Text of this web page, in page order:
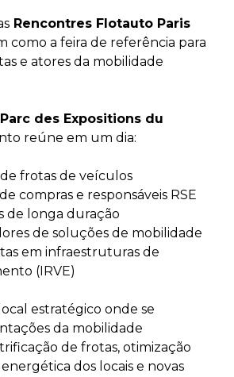
Rencontres Flotauto Paris
como a feira de referência para
e atores da mobilidade
Parc des Expositions du
reúne em um dia:
frotas de veículos
compras e responsáveis RSE
de longa duração
de soluções de mobilidade
em infraestruturas de
(IRVE)
estratégico onde se
da mobilidade
de frotas, otimização
dos locais e novas